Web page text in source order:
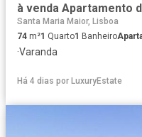
à venda Apartamento
Santa Maria Maior, Lisboa
74 m²1 Quarto1 Banheiro
·Varanda
Há 4 dias por LuxuryEstate